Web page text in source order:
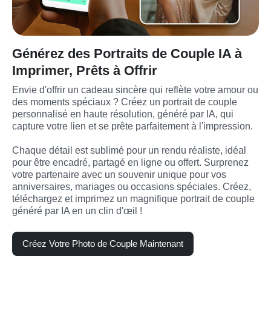
Générez des Portraits de Couple IA à
Imprimer, Prêts à Offrir
Envie d'offrir un cadeau sincère qui reflète votre amour ou
des moments spéciaux ? Créez un portrait de couple
personnalisé en haute résolution, généré par IA, qui
capture votre lien et se prête parfaitement à l'impression.
Chaque détail est sublimé pour un rendu réaliste, idéal
pour être encadré, partagé en ligne ou offert. Surprenez
votre partenaire avec un souvenir unique pour vos
anniversaires, mariages ou occasions spéciales. Créez,
téléchargez et imprimez un magnifique portrait de couple
généré par IA en un clin d'œil !
Créez Votre Photo de Couple Maintenant